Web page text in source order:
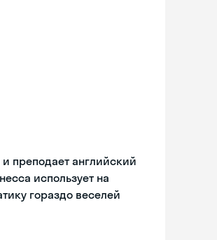
преподает английский
использует на
гораздо веселей